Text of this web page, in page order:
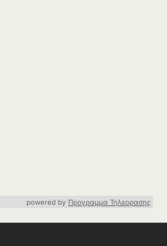
powered by Προγραμμα Τηλεορασης